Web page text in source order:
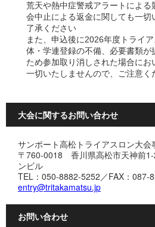
荒天や熱中症警戒アラートによ
会中止による返金に関しても一
了承ください
また、申込後に2026年度トライ
体・学連登録の不備、必要書類
ため参加取り消しされた場合にお
一切いたしませんので、ご注意く
大会に関するお問い合わせ
サンポート高松トライアスロン大会
〒760-0018 香川県高松市天神前
ンビル
TEL：050-8882-5252／FAX：087-
entry@tritakamatsu.jp
お問い合わせ